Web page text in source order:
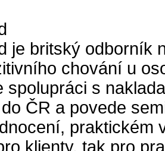
je britský odborník
chování u
spolupráci s
ČR a povede
praktickém
klienty, tak pro